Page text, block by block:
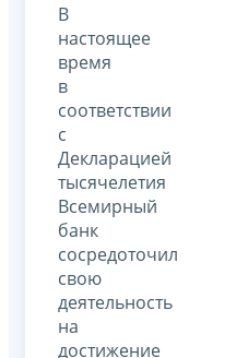
В
настоящее
время
в
соответствии
с
Декларацией
тысячелетия
Всемирный
банк
сосредоточил
свою
деятельность
на
достижение